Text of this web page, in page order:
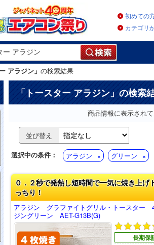
初めての
カテゴリ
アラジン」 の検索結果
「 トースター アラジン 」の検索
商品情報に表示されて
並び替え
選択中の条件： アラジン グリーン
０．２秒で発熱し短時間で一気に焼き上げ
っちり！
アラジン グラファイトグリル・トースター
ジングリーン AET-G13B(G)
長期保